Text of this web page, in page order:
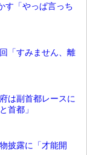
す「やっぱ言っち
「すみません、離
は副首都レースに
首都」
披露に「才能開